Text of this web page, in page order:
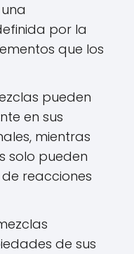
por la
que los
pueden
en sus
mientras
solo pueden
reacciones
de sus